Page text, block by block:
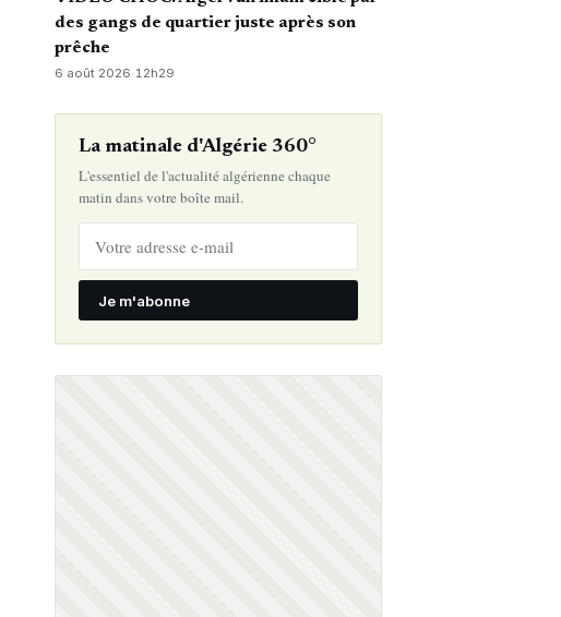
des gangs de quartier juste après son
prêche
6 août 2026· 12h29
La matinale d'Algérie 360°
L'essentiel de l'actualité algérienne chaque
matin dans votre boîte mail.
Je m'abonne